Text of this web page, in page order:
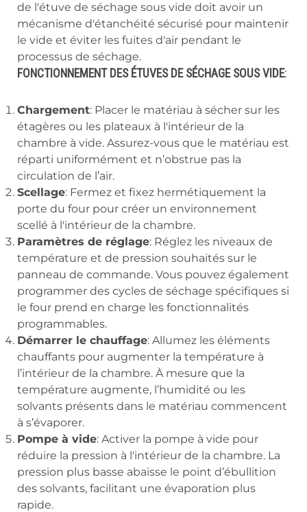
de l'étuve de séchage sous vide doit avoir un
mécanisme d'étanchéité sécurisé pour maintenir
le vide et éviter les fuites d'air pendant le
processus de séchage.
FONCTIONNEMENT DES ÉTUVES DE SÉCHAGE SOUS VIDE:
Chargement: Placer le matériau à sécher sur les
étagères ou les plateaux à l'intérieur de la
chambre à vide. Assurez-vous que le matériau est
réparti uniformément et n’obstrue pas la
circulation de l’air.
Scellage: Fermez et fixez hermétiquement la
porte du four pour créer un environnement
scellé à l'intérieur de la chambre.
Paramètres de réglage: Réglez les niveaux de
température et de pression souhaités sur le
panneau de commande. Vous pouvez également
programmer des cycles de séchage spécifiques si
le four prend en charge les fonctionnalités
programmables.
Démarrer le chauffage: Allumez les éléments
chauffants pour augmenter la température à
l’intérieur de la chambre. À mesure que la
température augmente, l’humidité ou les
solvants présents dans le matériau commencent
à s’évaporer.
Pompe à vide: Activer la pompe à vide pour
réduire la pression à l'intérieur de la chambre. La
pression plus basse abaisse le point d’ébullition
des solvants, facilitant une évaporation plus
rapide.